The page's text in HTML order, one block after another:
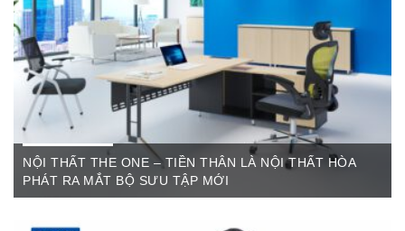
các sản phẩm như: Bàn văn phòng, ghế xoay văn phòng, tủ hồ
sơ, két sắt,…Của cty CP Nội Thất Hòa Phát( Nội thất The
One) có địa ...
NỘI THẤT THE ONE – TIỀN THÂN LÀ NỘI THẤT HÒA
PHÁT RA MẮT BỘ SƯU TẬP MỚI